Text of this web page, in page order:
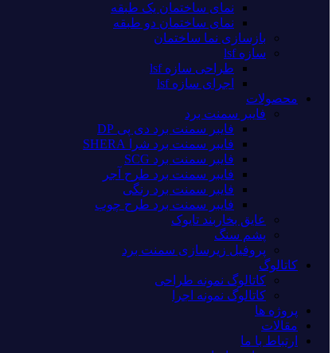
نمای ساختمان یک طبقه
نمای ساختمان دو طبقه
بازسازی نما ساختمان
سازه lsf
طراحی سازه lsf
اجرای سازه lsf
محصولات
فایبر سمنت برد
فایبر سمنت برد دی پی DP
فایبر سمنت برد شرا SHERA
فایبر سمنت برد SCG
فایبر سمنت برد طرح آجر
فایبر سمنت برد رنگی
فایبر سمنت برد طرح چوب
عایق بخاربند تایوک
پشم سنگ
پروفیل زیرسازی سمنت برد
کاتالوگ
کاتالوگ نمونه طراحی
کاتالوگ نمونه اجرا
پروژه ها
مقالات
ارتباط با ما